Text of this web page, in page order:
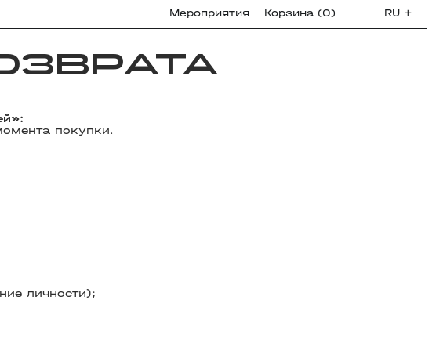
Мероприятия Корзина (0) RU +
покупки.
личности);